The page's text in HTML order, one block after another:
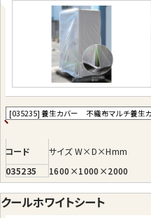
コード サイズ W×D×Hmm
035235
1600×1000×2000
クールホワイトシート